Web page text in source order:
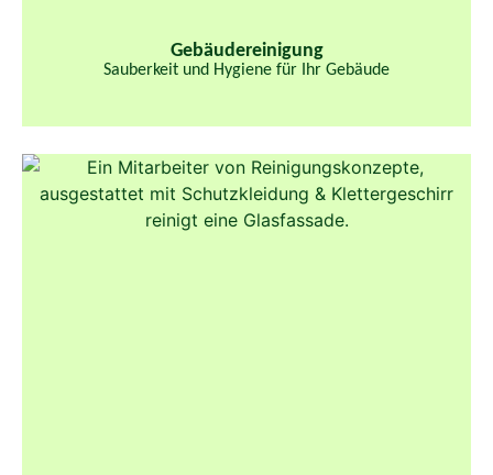
Gebäudereinigung
Sauberkeit und Hygiene für Ihr Gebäude